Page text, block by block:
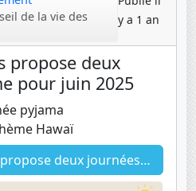
de la vie des
y a 1 an
propose deux
pour juin 2025
pyjama
Hawaï
journées à thème pour juin 2025